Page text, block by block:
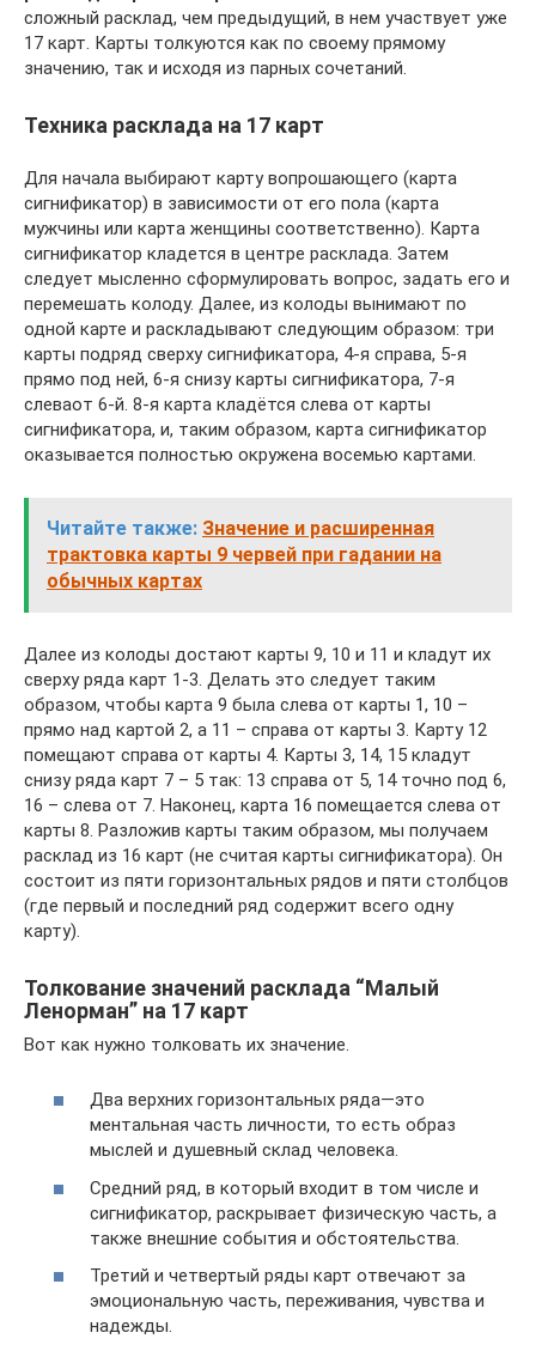
сложный расклад, чем предыдущий, в нем участвует уже
17 карт. Карты толкуются как по своему прямому
значению, так и исходя из парных сочетаний.
Техника расклада на 17 карт
Для начала выбирают карту вопрошающего (карта
сигнификатор) в зависимости от его пола (карта
мужчины или карта женщины соответственно). Карта
сигнификатор кладется в центре расклада. Затем
следует мысленно сформулировать вопрос, задать его и
перемешать колоду. Далее, из колоды вынимают по
одной карте и раскладывают следующим образом: три
карты подряд сверху сигнификатора, 4-я справа, 5-я
прямо под ней, 6-я снизу карты сигнификатора, 7-я
слеваот 6-й. 8-я карта кладётся слева от карты
сигнификатора, и, таким образом, карта сигнификатор
оказывается полностью окружена восемью картами.
Читайте также: Значение и расширенная
трактовка карты 9 червей при гадании на
обычных картах
Далее из колоды достают карты 9, 10 и 11 и кладут их
сверху ряда карт 1-3. Делать это следует таким
образом, чтобы карта 9 была слева от карты 1, 10 –
прямо над картой 2, а 11 – справа от карты 3. Карту 12
помещают справа от карты 4. Карты 3, 14, 15 кладут
снизу ряда карт 7 – 5 так: 13 справа от 5, 14 точно под 6,
16 – слева от 7. Наконец, карта 16 помещается слева от
карты 8. Разложив карты таким образом, мы получаем
расклад из 16 карт (не считая карты сигнификатора). Он
состоит из пяти горизонтальных рядов и пяти столбцов
(где первый и последний ряд содержит всего одну
карту).
Толкование значений расклада “Малый
Ленорман” на 17 карт
Вот как нужно толковать их значение.
Два верхних горизонтальных ряда—это
ментальная часть личности, то есть образ
мыслей и душевный склад человека.
Средний ряд, в который входит в том числе и
сигнификатор, раскрывает физическую часть, а
также внешние события и обстоятельства.
Третий и четвертый ряды карт отвечают за
эмоциональную часть, переживания, чувства и
надежды.